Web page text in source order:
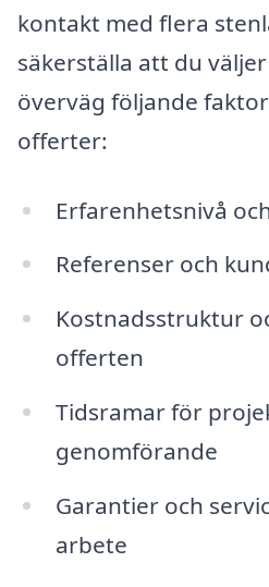
kontakt med flera
säkerställa att du
överväg följande
offerter:
Erfarenhetsnivå
Referenser och
Kostnadsstruktur
offerten
Tidsramar för
genomförande
Garantier och
arbete